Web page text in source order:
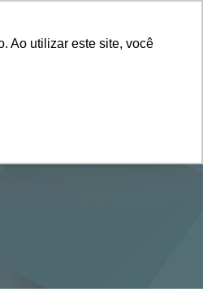
Ao utilizar este site, você